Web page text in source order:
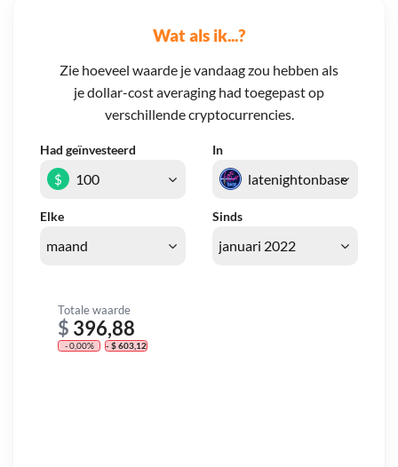
Wat als ik...?
Zie hoeveel waarde je vandaag zou hebben als
je dollar-cost averaging had toegepast op
verschillende cryptocurrencies.
Had geïnvesteerd In
Elke Sinds
$
Totale waarde
$ 396,88
- 0,00% - $ 603,12